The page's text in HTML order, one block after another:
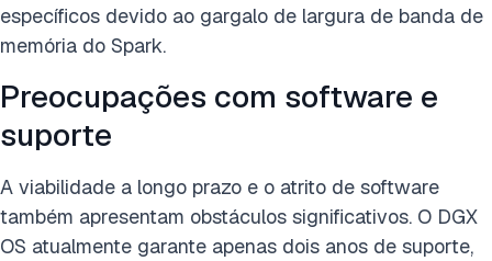
específicos devido ao gargalo de largura de banda de
memória do Spark.
Preocupações com software e
suporte
A viabilidade a longo prazo e o atrito de software
também apresentam obstáculos significativos. O DGX
OS atualmente garante apenas dois anos de suporte,